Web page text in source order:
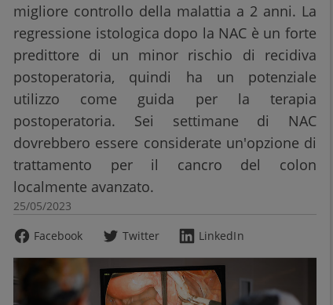
migliore controllo della malattia a 2 anni. La
regressione istologica dopo la NAC è un forte
predittore di un minor rischio di recidiva
postoperatoria, quindi ha un potenziale
utilizzo come guida per la terapia
postoperatoria. Sei settimane di NAC
dovrebbero essere considerate un'opzione di
trattamento per il cancro del colon
localmente avanzato.
25/05/2023
Facebook
Twitter LinkedIn